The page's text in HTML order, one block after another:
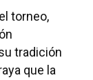
torneo,
tradición
que la